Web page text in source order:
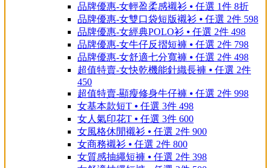
品牌優惠-女輕盈柔感襯衫 ⦁ 任選 1件 8折
品牌優惠-女雙口袋短版襯衫 ⦁ 任選 2件 598
品牌優惠-女經典POLO衫 ⦁ 任選 2件 498
品牌優惠-女牛仔反摺短褲 ⦁ 任選 2件 798
品牌優惠-女舒適七分寬褲 ⦁ 任選 2件 498
超值特賣-女快乾機能針織長褲 ⦁ 任選 2件
450
超值特賣-顯瘦修身牛仔褲 ⦁ 任選 2件 998
女基本款短T ⦁ 任選 3件 498
女人氣印花T ⦁ 任選 3件 600
女風格休閒襯衫 ⦁ 任選 2件 900
女商務襯衫 ⦁ 任選 2件 800
女質感抽繩短褲 ⦁ 任選 2件 398